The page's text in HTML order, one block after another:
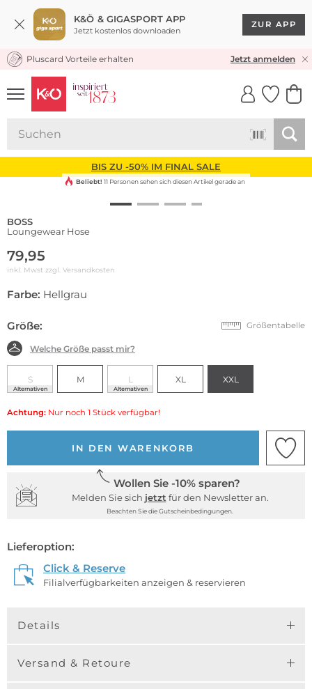
K&Ö & GIGASPORT APP
Jetzt kostenlos downloaden
ZUR APP
★★★★★ 4,8 / 5,0 STERNE
Pluscard Vorteile erhalten Jetzt anmelden
UNSERE APP
CLICK &
BIS ZU -50% IM FINAL SALE
Beliebt! 11 Personen sehen sich diesen Artikel gerade an
BOSS
Loungewear Hose
79,95
inkl. Mwst zzgl. Versandkosten
Farbe: Hellgrau
Größe: Größentabelle
Welche Größe passt mir?
S
Alternativen
M L
Alternativen
XL XXL
Achtung: Nur noch 1 Stück verfügbar!
IN DEN WARENKORB
Wollen Sie -10% sparen?
Melden Sie sich jetzt für den Newsletter an.
Beachten Sie die Gutscheinbedingungen.
Lieferoption:
Click & Reserve
Filialverfügbarkeiten anzeigen & reservieren
Details
Versand & Retoure